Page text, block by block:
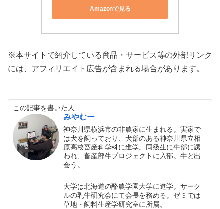
Amazonで見る
※本サイトで紹介している商品・サービス等の外部リンク
には、アフィリエイト広告が含まれる場合があります。
この記事を書いた人
みやむー
神奈川県横浜市の非農家に生まれる。実家で
は犬を飼っており、犬部のある神奈川県立相
原高校畜産科学科に進学。同級生に牛部に誘
われ、畜産部牛プロジェクトに入部。牛と出
会う。
大学は北海道の酪農学園大学に進学。サーク
ルの乳牛研究会にて会長を務める。ゼミでは
草地・飼料生産学研究室に所属。